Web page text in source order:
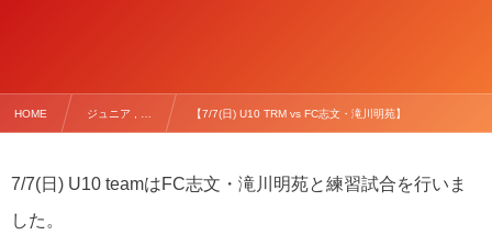
HOME ジュニア , … 【7/7(日) U10 TRM vs FC志文・滝川明苑】
7/7(日) U10 teamはFC志文・滝川明苑と練習試合を行いま
した。